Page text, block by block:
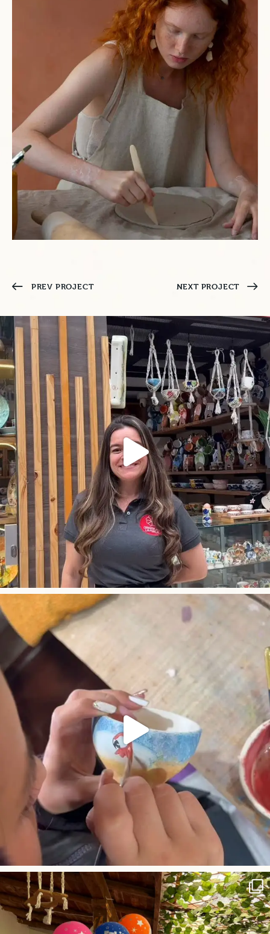
PREV PROJECT NEXT PROJECT